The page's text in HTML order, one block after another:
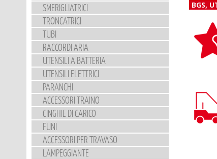
SMERIGLIATRICI
TRONCATRICI
TUBI
RACCORDI ARIA
UTENSILI A BATTERIA
UTENSILI ELETTRICI
PARANCHI
ACCESSORI TRAINO
CINGHIE DI CARICO
FUNI
ACCESSORI PER TRAVASO
LAMPEGGIANTE
BGS,